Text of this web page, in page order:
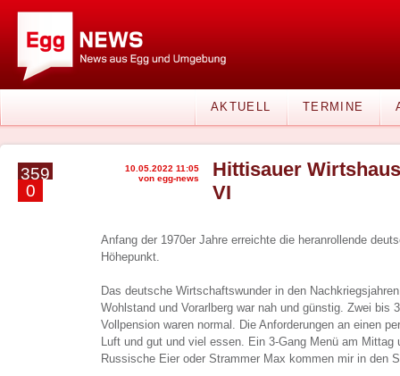
AKTUELL TERMINE
359
0
10.05.2022 11:05
von egg-news
Hittisauer
VI
Anfang der 1970er Jahre erreichte die heranrollende
Höhepunkt.
Das deutsche Wirtschaftswunder in den
Wohlstand und Vorarlberg war nah und günstig. Zwei bis
Vollpension waren normal. Die Anforderungen an einen
Luft und gut und viel essen. Ein 3-Gang Menü am Mittag
Russische Eier oder Strammer Max kommen mir in den